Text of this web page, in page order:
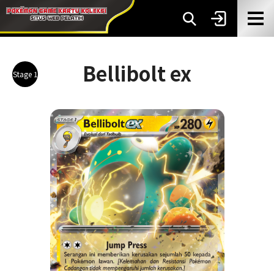
Stage 1 Bellibolt ex